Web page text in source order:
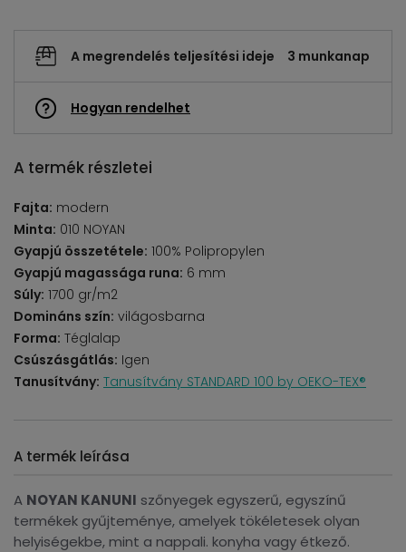
A megrendelés teljesítési ideje 3 munkanap
Hogyan rendelhet
A termék részletei
Fajta: modern
Minta: 010 NOYAN
Gyapjú összetétele: 100% Polipropylen
Gyapjú magassága runa: 6 mm
Súly: 1700 gr/m2
Domináns szín: világosbarna
Forma: Téglalap
Csúszásgátlás: Igen
Tanusítvány: Tanusítvány STANDARD 100 by OEKO-TEX®
A termék leírása
A NOYAN KANUNI szőnyegek egyszerű, egyszínű
termékek gyűjteménye, amelyek tökéletesek olyan
helyiségekbe, mint a nappali. konyha vagy étkező.